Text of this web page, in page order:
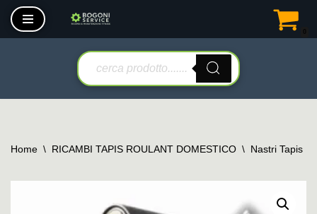
Vai
Home \ RICAMBI TAPIS ROULANT DOMESTICO \ Nastri Tapis